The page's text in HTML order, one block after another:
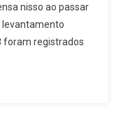
nisso ao passar
levantamento
foram registrados